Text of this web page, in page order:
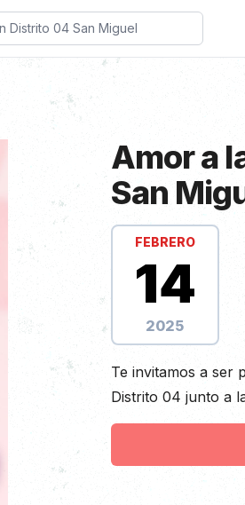
Amor a
San
Información de
FEBRERO
14
2025
Descripción
Te invitamos a ser
Distrito 04 junto a